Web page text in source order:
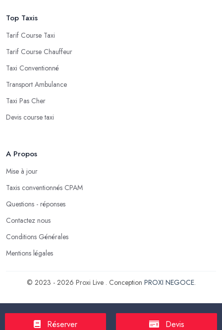
Top Taxis
Tarif Course Taxi
Tarif Course Chauffeur
Taxi Conventionné
Transport Ambulance
Taxi Pas Cher
Devis course taxi
A Propos
Mise à jour
Taxis conventionnés CPAM
Questions - réponses
Contactez nous
Conditions Générales
Mentions légales
© 2023 - 2026 Proxi Live . Conception PROXI NEGOCE.
Réserver Devis